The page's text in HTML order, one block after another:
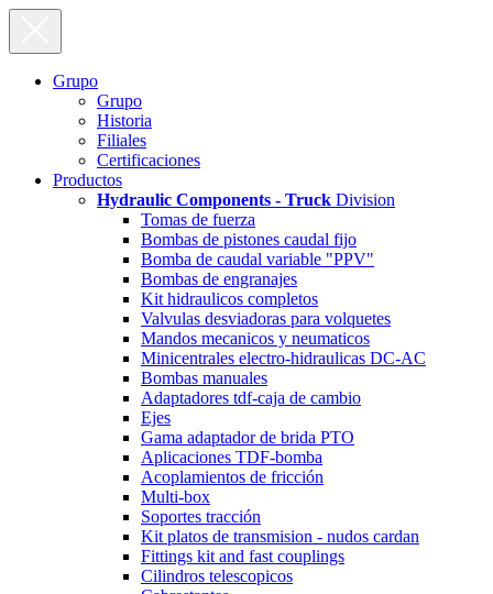
Grupo
Grupo
Historia
Filiales
Certificaciones
Productos
Hydraulic Components - Truck Division
Tomas de fuerza
Bombas de pistones caudal fijo
Bomba de caudal variable "PPV"
Bombas de engranajes
Kit hidraulicos completos
Valvulas desviadoras para volquetes
Mandos mecanicos y neumaticos
Minicentrales electro-hidraulicas DC-AC
Bombas manuales
Adaptadores tdf-caja de cambio
Ejes
Gama adaptador de brida PTO
Aplicaciones TDF-bomba
Acoplamientos de fricción
Multi-box
Soportes tracción
Kit platos de transmision - nudos cardan
Fittings kit and fast couplings
Cilindros telescopicos